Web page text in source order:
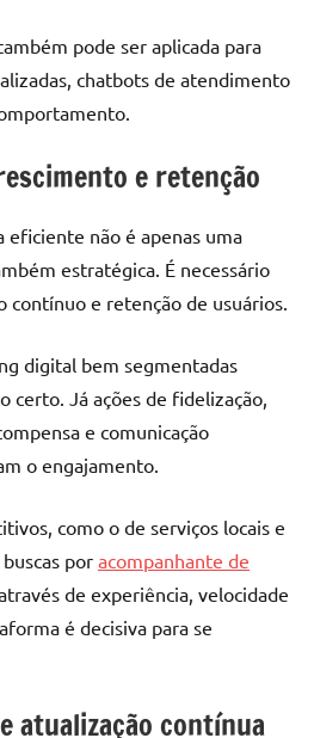
pode ser aplicada para
chatbots de atendimento
e retenção
não é apenas uma
estratégica. É necessário
contínuo e retenção de usuários.
digital bem segmentadas
certo. Já ações de fidelização,
e comunicação
o engajamento.
como o de serviços locais e
por acompanhante de
de experiência, velocidade
é decisiva para se
atualização contínua